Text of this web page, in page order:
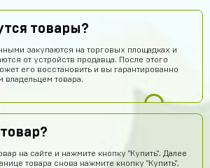
товары?
закупаются на торговых площадках и
от устройств продавца. После этого
его восстановить и вы гарантированно
владельцем товара.
на сайте и нажмите кнопку "Купить". Далее
товара снова нажмите кнопку "Купить",